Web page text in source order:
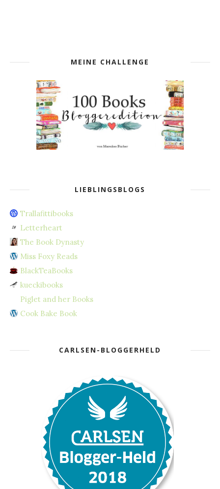
MEINE CHALLENGE
LIEBLINGSBLOGS
Trallafittibooks
Letterheart
The Book Dynasty
Miss Foxy Reads
BlackTeaBooks
kueckibooks
Piglet and her Books
Cook Bake Book
CARLSEN-BLOGGERHELD